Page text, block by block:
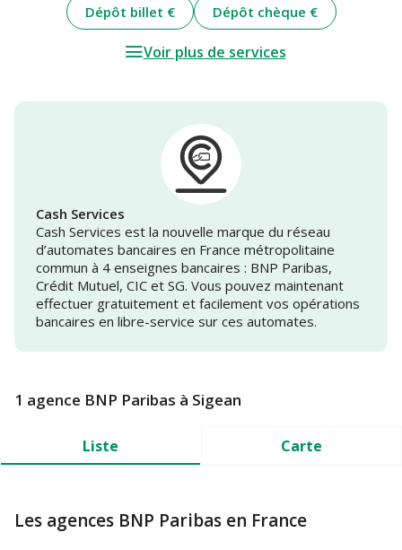
Dépôt billet €
Dépôt chèque €
Voir plus de services
Cash Services
Cash Services est la nouvelle marque du réseau
d’automates bancaires en France métropolitaine
commun à 4 enseignes bancaires : BNP Paribas,
Crédit Mutuel, CIC et SG. Vous pouvez maintenant
effectuer gratuitement et facilement vos opérations
bancaires en libre-service sur ces automates.
1 agence BNP Paribas à Sigean
Liste Carte
Les agences BNP Paribas en France